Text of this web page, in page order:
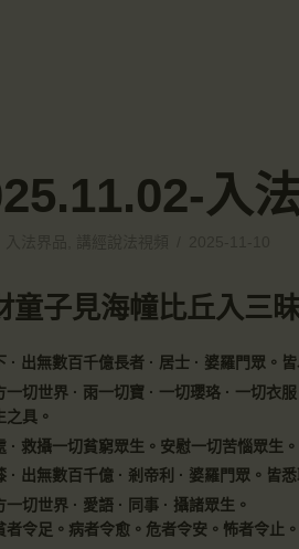
入
童子見海幢比丘入三
· 出無數百千億長者 · 居士 · 婆羅門眾。
一切世界 · 雨一切寶 · 一切瓔珞 · 一切衣
之具。
· 救攝一切貧窮眾生。安慰一切苦惱眾生
· 出無數百千億 · 剎帝利 · 婆羅門眾。皆
一切世界 · 愛語 · 同事 · 攝諸眾生。
者令足。病者令愈。危者令安。怖者令止